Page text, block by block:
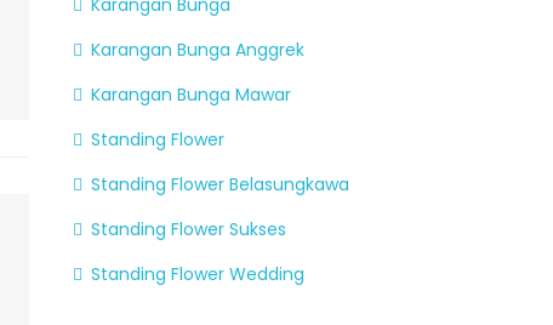
Karangan Bunga
Karangan Bunga Anggrek
Karangan Bunga Mawar
Standing Flower
Standing Flower Belasungkawa
Standing Flower Sukses
Standing Flower Wedding